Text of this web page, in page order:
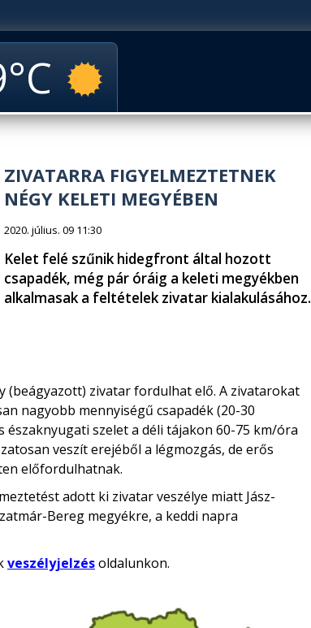
ZIVATARRA FIGYELMEZTETNEK
NÉGY KELETI MEGYÉBEN
2020. július. 09 11:30
Kelet felé szűnik hidegfront által hozott
csapadék, még pár óráig a keleti megyékben
alkalmasak a feltételek zivatar kialakulásához.
(beágyazott) zivatar fordulhat elő. A zivatarokat
nagyobb mennyiségű csapadék (20-30
szelet a déli tájakon 60-75 km/óra
veszít erejéből a légmozgás, de erős
előfordulhatnak.
adott ki zivatar veszélye miatt Jász-
Bereg megyékre, a keddi napra
veszélyjelzésoldalunkon.